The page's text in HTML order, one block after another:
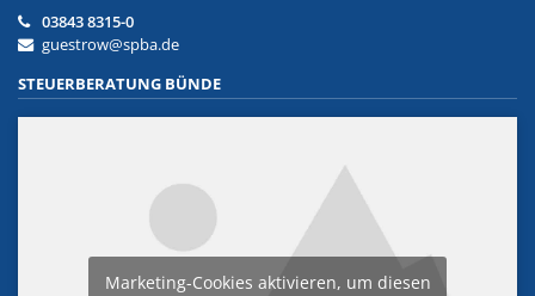
03843 8315-0
guestrow@spba.de
STEUERBERATUNG BÜNDE
Marketing-Cookies aktivieren, um diesen